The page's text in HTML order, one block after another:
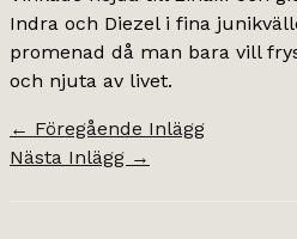
Indra och Diezel i fina
promenad då man bara vill
och njuta av livet.
← Föregående Inlägg
Nästa Inlägg →